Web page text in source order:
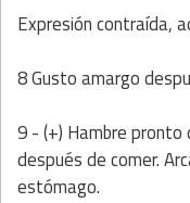
Expresión contraída,
8 Gusto amargo
9 - (+) Hambre pronto
después de comer.
estómago.